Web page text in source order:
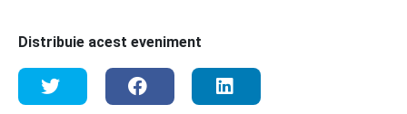
Distribuie acest eveniment